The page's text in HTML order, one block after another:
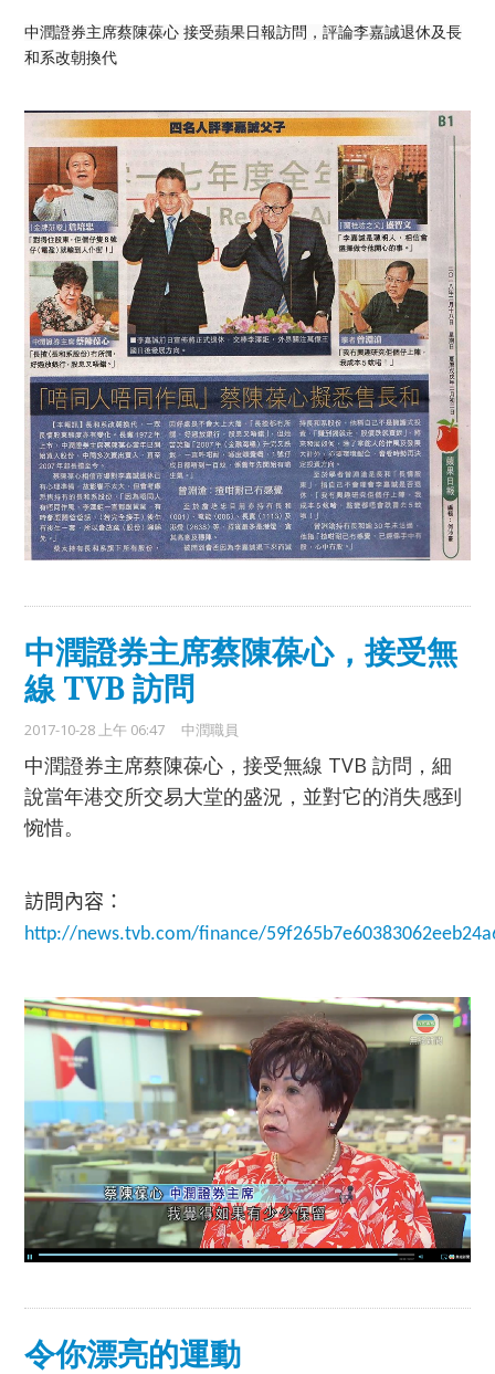
中潤證券主席蔡陳葆心 接受蘋果日報訪問，評論李嘉誠退休及長
和系改朝換代
中潤證券主席蔡陳葆心，接受無
線 TVB 訪問
2017-10-28 上午 06:47 中潤職員
中潤證券主席蔡陳葆心，接受無線 TVB 訪問，細
說當年港交所交易大堂的盛況，並對它的消失感到
惋惜。
訪問內容：
http://news.tvb.com/finance/
令你漂亮的運動